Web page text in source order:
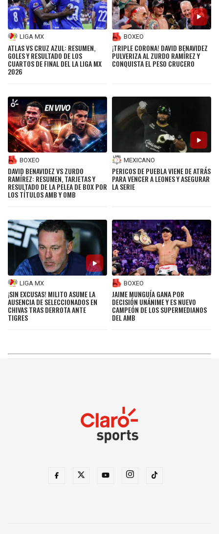
LIGA MX
ATLAS VS CRUZ AZUL: RESUMEN,
GOLES Y RESULTADO DE LOS
CUARTOS DE FINAL DEL LA LIGA MX
2026
BOXEO
¡TRIPLE CORONA! DAVID BENAVIDEZ
PULVERIZA AL ZURDO RAMÍREZ Y
CONQUISTA EL PESO CRUCERO
BOXEO
DAVID BENAVIDEZ VS ZURDO
RAMÍREZ: RESUMEN, TARJETAS Y
RESULTADO DE LA PELEA DE BOX POR
LOS TÍTULOS AMB Y OMB
MEXICANO
PERICOS DE PUEBLA VIENE DE ATRÁS
PARA VENCER A LEONES Y ASEGURAR
LA SERIE
LIGA MX
¡SIN EXCUSAS! MILITO ASUME LA
AUSENCIA DE SELECCIONADOS EN
CHIVAS TRAS DERROTA ANTE
TIGRES
BOXEO
JAIME MUNGUÍA GANA POR
DECISIÓN UNÁNIME Y ES NUEVO
CAMPEÓN DE LOS SUPERMEDIANOS
DEL AMB